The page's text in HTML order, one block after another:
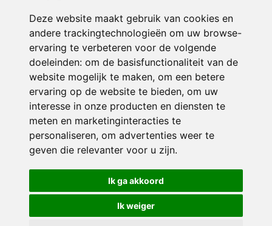
Deze website maakt gebruik van cookies en
andere trackingtechnologieën om uw browse-
ervaring te verbeteren voor de volgende
doeleinden: om de basisfunctionaliteit van de
website mogelijk te maken, om een betere
ervaring op de website te bieden, om uw
interesse in onze producten en diensten te
meten en marketinginteracties te
personaliseren, om advertenties weer te
geven die relevanter voor u zijn.
Ik ga akkoord
Ik weiger
© 2026 Sint Bernardus | Alle rechten voorbehouden
Privacy policy|Disclaimer| Klachtenregeling|RSIN en Anbi
voorkeuren
Crealisatie The MindOffice